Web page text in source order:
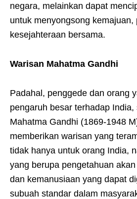
negara, melainkan dapat
untuk menyongsong kemajuan,
kesejahteraan bersama.
Warisan Mahatma Gandhi
Padahal, penggede dan orang
pengaruh besar terhadap India,
Mahatma Gandhi (1869-1948
memberikan warisan yang
tidak hanya untuk orang India,
yang berupa pengetahuan
dan kemanusiaan yang dapat
subuah standar dalam